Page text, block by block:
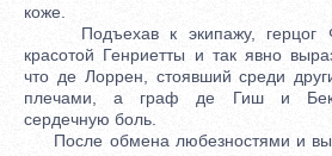
коже.
Подъехав к экипажу, герцог
красотой Генриетты и так явно
что де Лоррен, стоявший среди
плечами, а граф де Гиш и
сердечную боль.
После обмена любезностями и